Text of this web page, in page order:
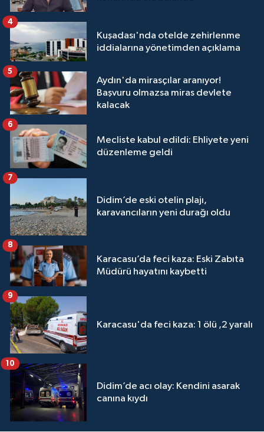
Kuşadası'nda otelde zehirlenme
iddialarına yönetimden açıklama
4
Aydın'da mirasçılar aranıyor!
Başvuru olmazsa miras devlete
kalacak
5
Mecliste kabul edildi: Ehliyete yeni
düzenleme geldi
6
Didim’de eski otelin plajı,
karavancıların yeni durağı oldu
7
Karacasu’da feci kaza: Eski Zabıta
Müdürü hayatını kaybetti
8
Karacasu'da feci kaza: 1 ölü ,2 yaralı
9
Didim’de acı olay: Kendini asarak
canına kıydı
10